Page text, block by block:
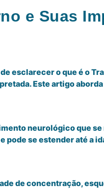
e Suas
esclarecer o que é o
Este artigo
neurológico que
se estender até a
de concentração,